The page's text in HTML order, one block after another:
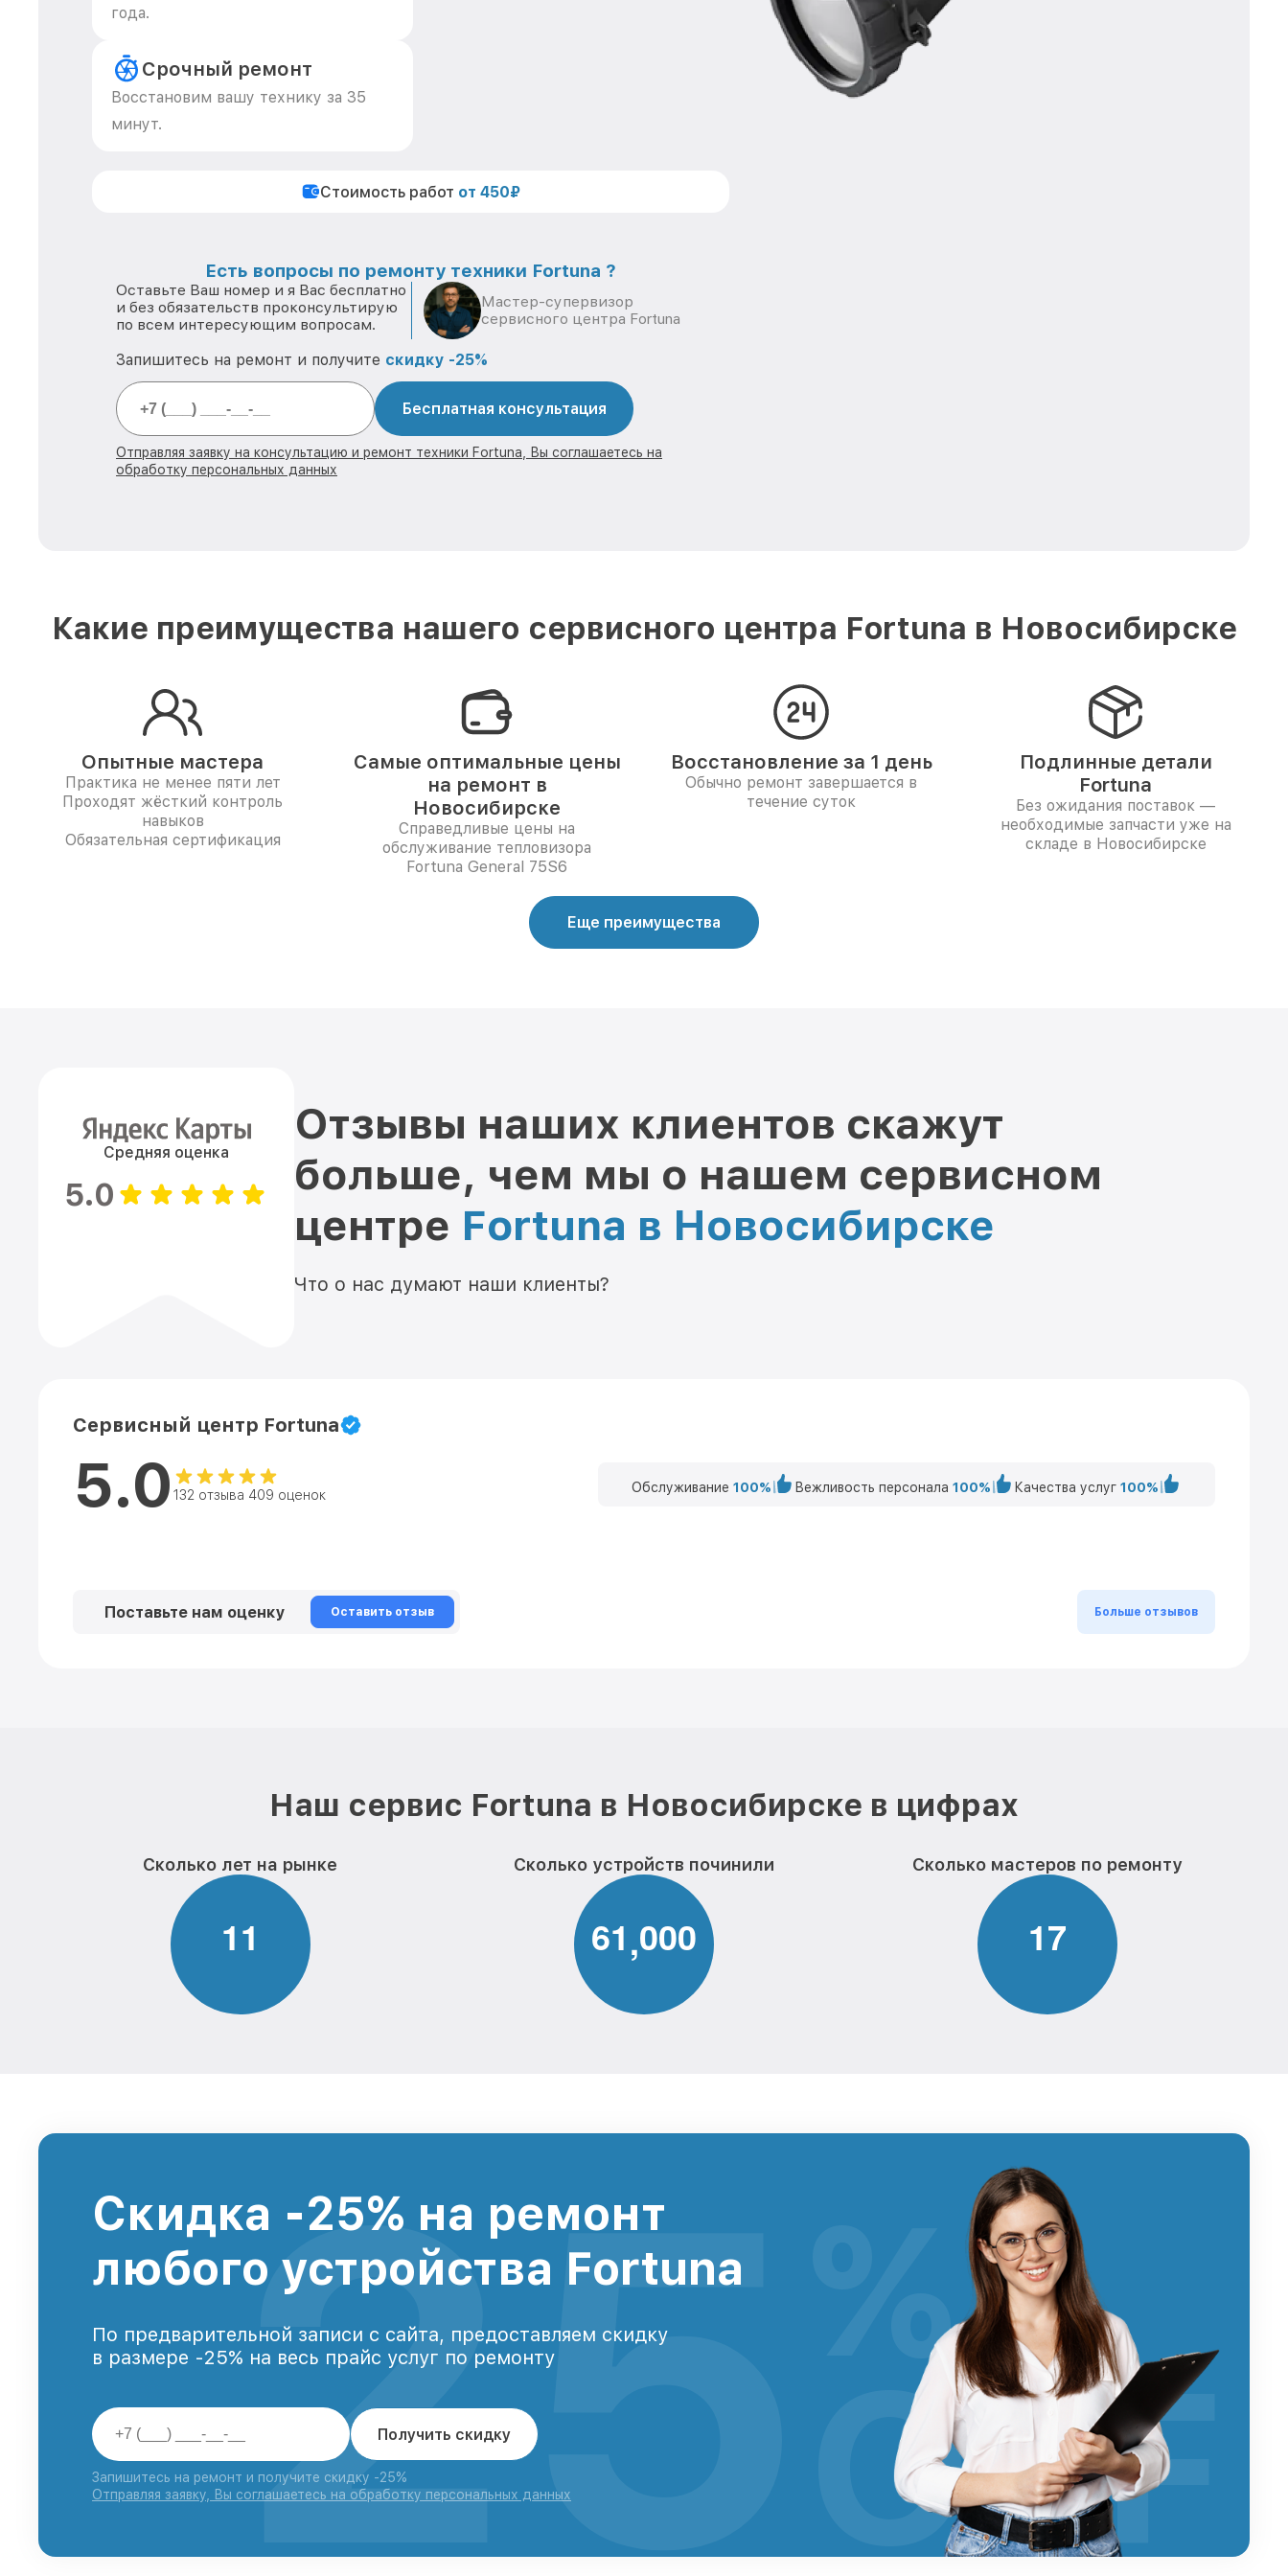
года.
Срочный ремонт
Восстановим вашу технику за 35
минут.
Стоимость работ от 450₽
Есть вопросы по ремонту техники Fortuna ?
Оставьте Ваш номер и я Вас бесплатно
и без обязательств проконсультирую
по всем интересующим вопросам.
Мастер-супервизор
сервисного центра Fortuna
Запишитесь на ремонт и получите скидку -25%
Бесплатная консультация
Отправляя заявку на консультацию и ремонт техники Fortuna, Вы соглашаетесь на
обработку персональных данных
Какие преимущества нашего сервисного центра Fortuna в Новосибирске
Опытные мастера
Практика не менее пяти лет
Проходят жёсткий контроль
навыков
Обязательная сертификация
Самые оптимальные цены
на ремонт в
Новосибирске
Справедливые цены на
обслуживание тепловизора
Fortuna General 75S6
Восстановление за 1 день
Обычно ремонт завершается в
течение суток
Подлинные детали
Fortuna
Без ожидания поставок —
необходимые запчасти уже на
складе в Новосибирске
Еще преимущества
Средняя оценка
5.0
Отзывы наших клиентов скажут
больше, чем мы о нашем сервисном
центре Fortuna в Новосибирске
Что о нас думают наши клиенты?
Сервисный центр Fortuna
5.0 132 отзыва 409 оценок Обслуживание 100% Вежливость персонала 100% Качества услуг 100%
Поставьте нам оценку Оставить отзыв Больше отзывов
Наш сервис Fortuna в Новосибирске в цифрах
Сколько лет на рынке
11
Сколько устройств починили
61,000
Сколько мастеров по ремонту
17
Скидка -25% на ремонт
любого устройства Fortuna
По предварительной записи с сайта, предоставляем скидку
в размере -25% на весь прайс услуг по ремонту
Получить скидку
Запишитесь на ремонт и получите скидку -25%
Отправляя заявку, Вы соглашаетесь на обработку персональных данных
25 %
OFF